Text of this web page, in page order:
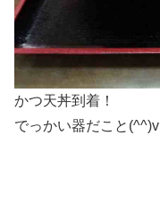
かつ天丼到着！
でっかい器だこと(^^)v